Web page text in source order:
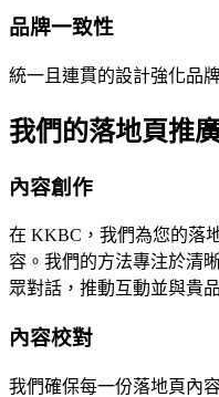
品牌一致性
統一且連貫的設計強化品
我們的落地頁推
內容創作
在 KKBC，我們為您的落
容。我們的方法專注於清
眾對話，推動互動並與貴
內容校對
我們確保每一份落地頁內